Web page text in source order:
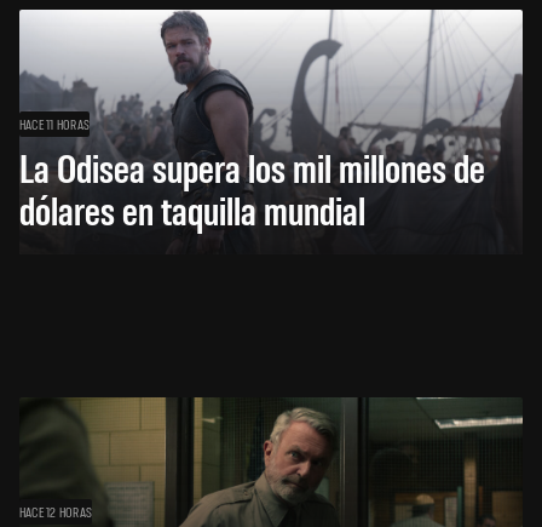
HACE 11 HORAS
La Odisea supera los mil millones de
dólares en taquilla mundial
HACE 12 HORAS